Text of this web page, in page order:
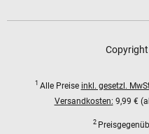
1 Alle Preise inkl. gesetzl.
Versandkosten: 9,99 €
2